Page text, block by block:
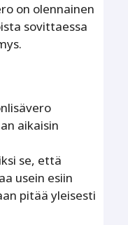
on olennainen
sovittaessa
aikaisin
se, että
usein esiin
pitää yleisesti